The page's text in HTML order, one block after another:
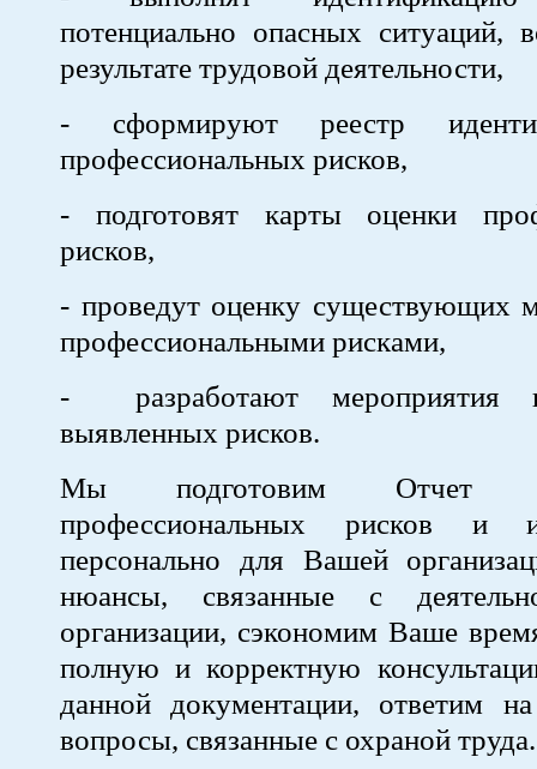
потенциально опасных ситуаций,
результате трудовой деятельности,
- сформируют реестр
профессиональных рисков,
- подготовят карты оценки
рисков,
- проведут оценку существующих
профессиональными рисками,
- разработают мероприятия
выявленных рисков.
Мы подготовим Отчет
профессиональных рисков и
персонально для Вашей
нюансы, связанные с
организации, сэкономим Ваше
полную и корректную
данной документации, ответим
вопросы, связанные с охраной труда.